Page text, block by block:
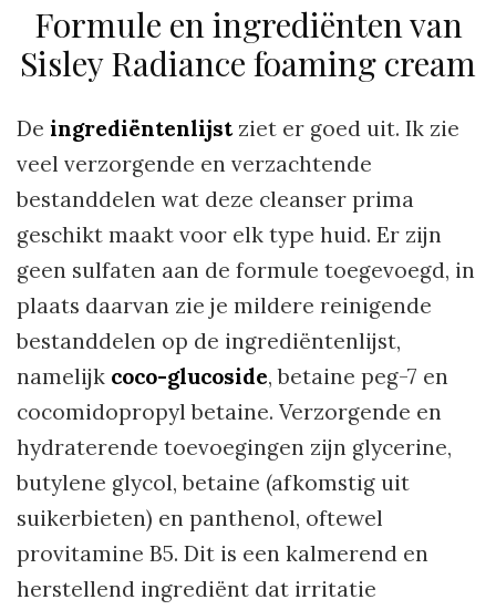
Formule en ingrediënten van
Sisley Radiance foaming cream
De ingrediëntenlijst ziet er goed uit. Ik zie
veel verzorgende en verzachtende
bestanddelen wat deze cleanser prima
geschikt maakt voor elk type huid. Er zijn
geen sulfaten aan de formule toegevoegd, in
plaats daarvan zie je mildere reinigende
bestanddelen op de ingrediëntenlijst,
namelijk coco-glucoside, betaine peg-7 en
cocomidopropyl betaine. Verzorgende en
hydraterende toevoegingen zijn glycerine,
butylene glycol, betaine (afkomstig uit
suikerbieten) en panthenol, oftewel
provitamine B5. Dit is een kalmerend en
herstellend ingrediënt dat irritatie